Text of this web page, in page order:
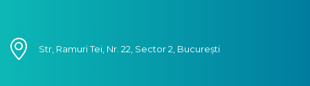
Str, Ramuri Tei, Nr. 22, Sector 2, București